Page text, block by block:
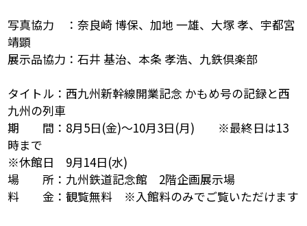
写真協力 ：奈良崎 博保、加地 一雄、大塚 孝、宇都宮
靖顕
展示品協力：石井 基治、本条 孝浩、九鉄倶楽部
タイトル：西九州新幹線開業記念 かもめ号の記録と西
九州の列車
期 間：8月5日(金)～10月3日(月) ※最終日は13
時まで
※休館日 9月14日(水)
場 所：九州鉄道記念館 2階企画展示場
料 金：観覧無料 ※入館料のみでご覧いただけます